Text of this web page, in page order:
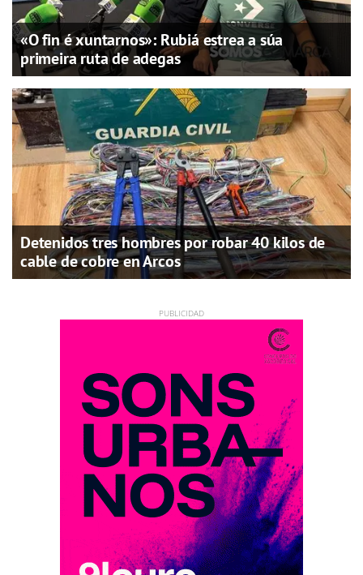
«O fin é xuntarnos»: Rubiá estrea a súa
primeira ruta de adegas
Detenidos tres hombres por robar 40 kilos de
cable de cobre en Arcos